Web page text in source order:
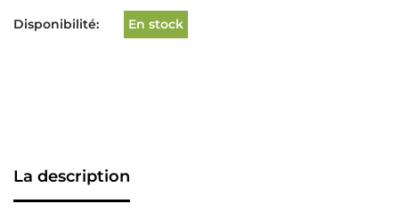
Disponibilité: En stock
La description